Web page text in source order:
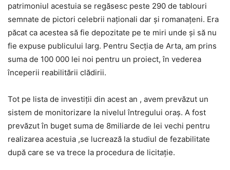
patrimoniul acestuia se regăsesc peste 290 de tablouri
semnate de pictori celebrii naţionali dar şi romanaţeni. Era
păcat ca acestea să fie depozitate pe te miri unde şi să nu
fie expuse publicului larg. Pentru Secţia de Arta, am prins
suma de 100 000 lei noi pentru un proiect, în vederea
începerii reabilitării clădirii.
Tot pe lista de investiţii din acest an , avem prevăzut un
sistem de monitorizare la nivelul întregului oraş. A fost
prevăzut în buget suma de 8miliarde de lei vechi pentru
realizarea acestuia ,se lucrează la studiul de fezabilitate
după care se va trece la procedura de licitaţie.